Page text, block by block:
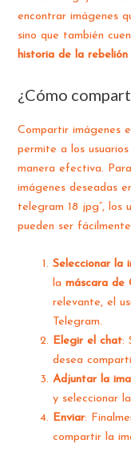
encontrar imágenes
sino que también
historia de la rebelión
¿Cómo
Compartir imágenes
permite a los
manera efectiva.
imágenes deseadas
telegram 18 jpg”, los
pueden ser
Seleccionar la
lamáscara de
relevante, el
Telegram.
Elegir el chat:
desea
Adjuntar la
y seleccionar
Enviar:
compartir la